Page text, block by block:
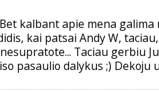
Bet kalbant apie mena
kai patsai Andy W,
Taciau gerbiu
pasaulio dalykus ;) Dekoju